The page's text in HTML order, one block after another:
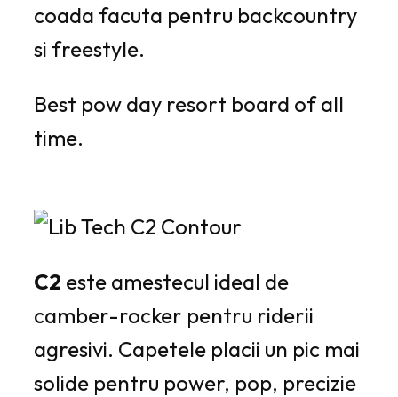
coada facuta pentru backcountry
si freestyle.
Best pow day resort board of all
time.
C2 este amestecul ideal de
camber-rocker pentru riderii
agresivi. Capetele placii un pic mai
solide pentru power, pop, precizie